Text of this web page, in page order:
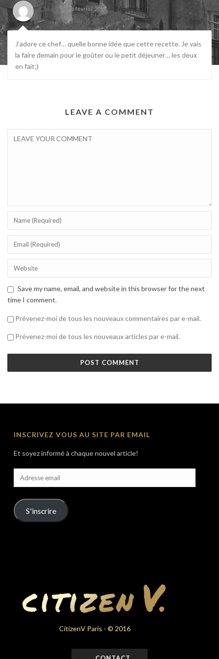
Chiara 26 février 2019 Répondre
J’adore ce chef… quelle bonne idée que cette recette. Je vais
la faire demain pour le goûter ou le petit déjeuner… les deux
en fait;)
LEAVE A COMMENT
Save my name, email, and website in this browser for the next
time I comment.
Prévenez-moi de tous les nouveaux commentaires par e-mail.
Prévenez-moi de tous les nouveaux articles par e-mail.
INSCRIVEZ VOUS AU SITE PAR EMAIL
Et soyez informé à chaque nouvel article!
Adresse
email
S'inscrire
CitizenV Paris - © 2016